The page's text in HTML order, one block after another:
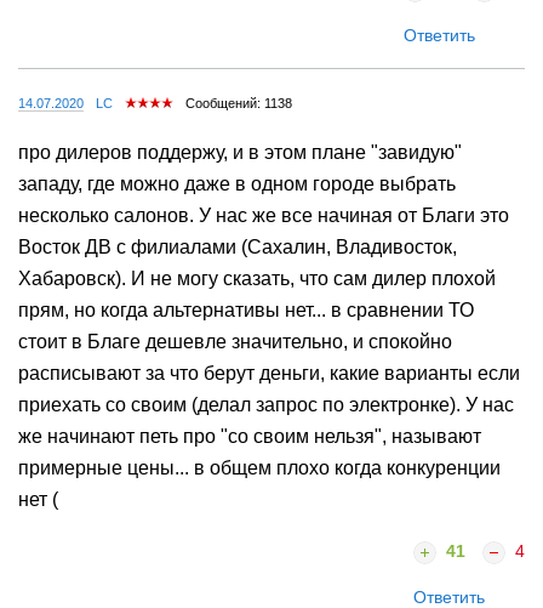
Ответить
14.07.2020 LC Сообщений: 1138
про дилеров поддержу, и в этом плане "завидую"
западу, где можно даже в одном городе выбрать
несколько салонов. У нас же все начиная от Благи это
Восток ДВ с филиалами (Сахалин, Владивосток,
Хабаровск). И не могу сказать, что сам дилер плохой
прям, но когда альтернативы нет... в сравнении ТО
стоит в Благе дешевле значительно, и спокойно
расписывают за что берут деньги, какие варианты если
приехать со своим (делал запрос по электронке). У нас
же начинают петь про "со своим нельзя", называют
примерные цены... в общем плохо когда конкуренции
нет (
41 4
Ответить